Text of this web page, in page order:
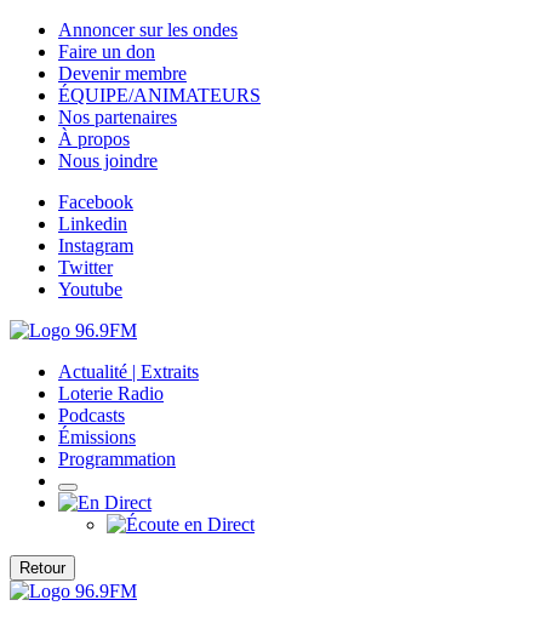
Annoncer sur les ondes
Faire un don
Devenir membre
ÉQUIPE/ANIMATEURS
Nos partenaires
À propos
Nous joindre
Facebook
Linkedin
Instagram
Twitter
Youtube
Actualité | Extraits
Loterie Radio
Podcasts
Émissions
Programmation
Retour